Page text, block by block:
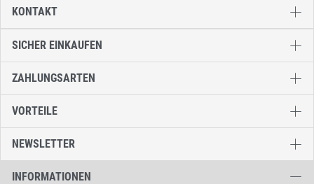
SICHER EINKAUFEN
ZAHLUNGSARTEN
VORTEILE
NEWSLETTER
INFORMATIONEN
KONTAKT